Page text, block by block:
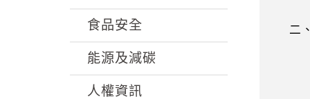
食品安全
能源及減碳
人權資訊
二
，